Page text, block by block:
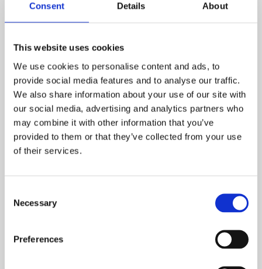
Consent Details About
This website uses cookies
We use cookies to personalise content and ads, to
provide social media features and to analyse our traffic.
We also share information about your use of our site with
our social media, advertising and analytics partners who
may combine it with other information that you’ve
provided to them or that they’ve collected from your use
of their services.
Selection
Necessary
Preferences
indgå i et team af kollegaer, der alle arbejder med kvalitet
om uge, med weekendarbejde hver 3. weekend i
KVALIFIKATIONER
▪ Du er som person engageret, målrettet og du forstår at
fokusere på kvalitet.
▪ Uddannet greenkeeper eller andet indenfor det grønne
ansøger vil få en grundig oplæring.